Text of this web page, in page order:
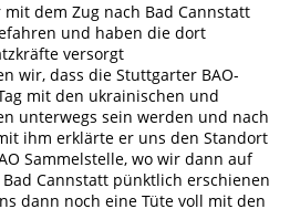
dem Zug nach Bad Cannstatt
und haben die dort
versorgt
wir, dass die Stuttgarter BAO-
mit den ukrainischen und
unterwegs sein werden und nach
ihm erklärte er uns den Standort
Sammelstelle, wo wir dann auf
Bad Cannstatt pünktlich erschienen
dann noch eine Tüte voll mit den